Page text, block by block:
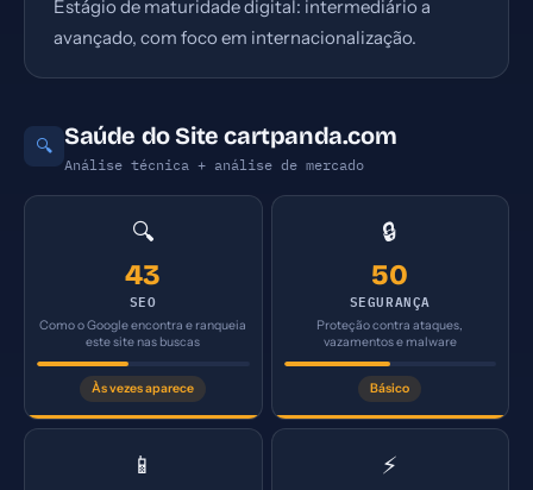
Estágio de maturidade digital: intermediário a
avançado, com foco em internacionalização.
🔍 Saúde do Site cartpanda.com
Análise técnica + análise de mercado
🔍
43
SEO
Como o Google encontra e ranqueia
este site nas buscas
Às vezes aparece
🔒
50
SEGURANÇA
Proteção contra ataques,
vazamentos e malware
Básico
📱 ⚡